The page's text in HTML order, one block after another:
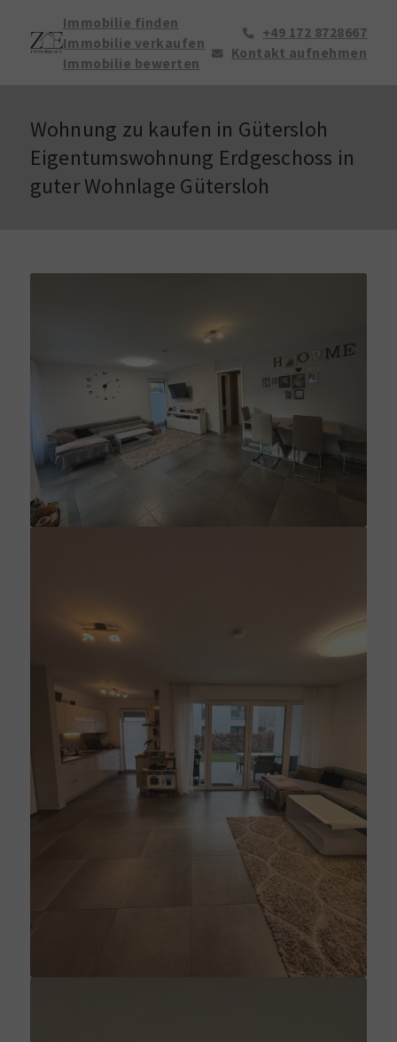
Immobilie finden
Immobilie verkaufen
Immobilie bewerten
+49 172 8728667
Kontakt aufnehmen
Wohnung zu kaufen in Gütersloh
Eigentumswohnung Erdgeschoss in
guter Wohnlage Gütersloh